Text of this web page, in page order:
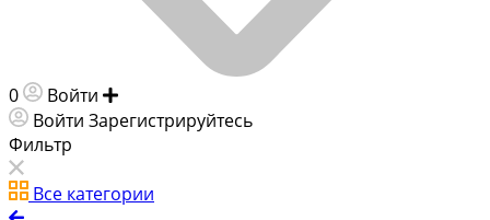
0 Войти
Войти Зарегистрируйтесь
Фильтр
Все категории